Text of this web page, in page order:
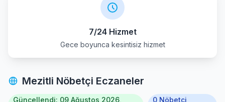
7/24 Hizmet
Gece boyunca kesintisiz hizmet
Mezitli Nöbetçi Eczaneler
Güncellendi: 09 Ağustos 2026,
0 Nöbetçi